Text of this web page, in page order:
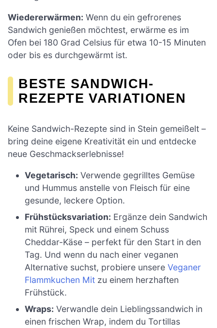
Wiedererwärmen: Wenn du ein gefrorenes
Sandwich genießen möchtest, erwärme es im
Ofen bei 180 Grad Celsius für etwa 10-15 Minuten
oder bis es durchgewärmt ist.
BESTE SANDWICH-
REZEPTE VARIATIONEN
Keine Sandwich-Rezepte sind in Stein gemeißelt –
bring deine eigene Kreativität ein und entdecke
neue Geschmackserlebnisse!
Vegetarisch: Verwende gegrilltes Gemüse
und Hummus anstelle von Fleisch für eine
gesunde, leckere Option.
Frühstücksvariation: Ergänze dein Sandwich
mit Rührei, Speck und einem Schuss
Cheddar-Käse – perfekt für den Start in den
Tag. Und wenn du nach einer veganen
Alternative suchst, probiere unsereVeganer
Flammkuchen Mit zu einem herzhaften
Frühstück.
Wraps: Verwandle dein Lieblingssandwich in
einen frischen Wrap, indem du Tortillas